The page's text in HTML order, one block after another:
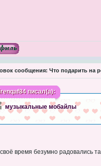
сообщения: Что подарить на
irenqaf84писал(а):
музыкальные мобайлы
время безумно радовались